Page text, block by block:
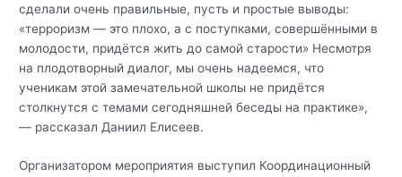
сделали очень правильные, пусть и простые выводы:
«терроризм — это плохо, а с поступками, совершёнными в
молодости, придётся жить до самой старости» Несмотря
на плодотворный диалог, мы очень надеемся, что
ученикам этой замечательной школы не придётся
столкнутся с темами сегодняшней беседы на практике»,
— рассказал Даниил Елисеев.
Организатором мероприятия выступил Координационный